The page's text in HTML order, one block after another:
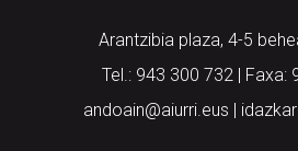
Arantzibia plaza, 4-5
Tel.: 943 300 732 | Faxa:
andoain@aiurri.eus |